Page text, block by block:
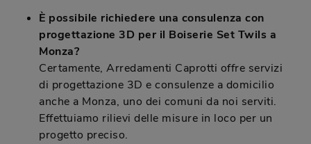
È possibile richiedere una consulenza con
progettazione 3D per il Boiserie Set Twils a
Monza?
Certamente, Arredamenti Caprotti offre servizi
di progettazione 3D e consulenze a domicilio
anche a Monza, uno dei comuni da noi serviti.
Effettuiamo rilievi delle misure in loco per un
progetto preciso.